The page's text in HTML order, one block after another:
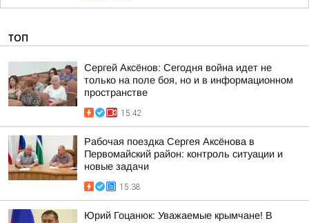
ТОП
Сергей Аксёнов: Сегодня война идет не
только на поле боя, но и в информационном
пространстве
15:42
Рабочая поездка Сергея Аксёнова в
Первомайский район: контроль ситуации и
новые задачи
15:38
Юрий Гоцанюк: Уважаемые крымчане! В